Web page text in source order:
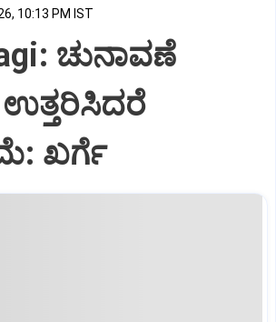
10:13 PM IST
ಚುನಾವಣೆ
ಖರ್ಗೆ